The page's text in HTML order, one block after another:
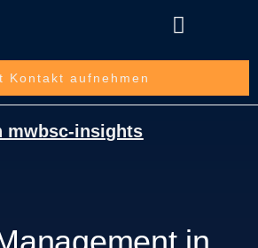
Kontakt aufnehmen
mwbsc-insights